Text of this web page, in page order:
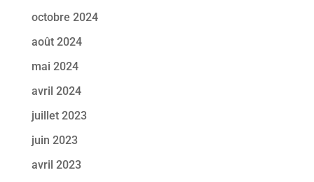
octobre 2024
août 2024
mai 2024
avril 2024
juillet 2023
juin 2023
avril 2023